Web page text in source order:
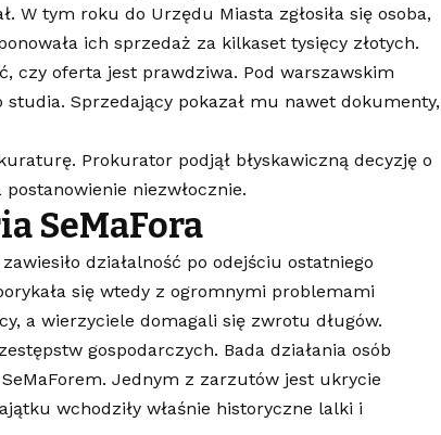
W tym roku do Urzędu Miasta zgłosiła się osoba,
ich sprzedaż za kilkaset tysięcy złotych.
czy oferta jest prawdziwa. Pod warszawskim
Sprzedający pokazał mu nawet dokumenty,
Prokurator podjął błyskawiczną decyzję o
niezwłocznie.
SeMaFora
działalność po odejściu ostatniego
się wtedy z ogromnymi problemami
a wierzyciele domagali się zwrotu długów.
gospodarczych. Bada działania osób
Jednym z zarzutów jest ukrycie
wchodziły właśnie historyczne lalki i